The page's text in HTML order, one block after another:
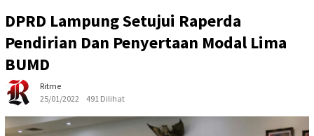
DPRD Lampung Setujui Raperda
Pendirian Dan Penyertaan Modal Lima
BUMD
Ritme
25/01/2022
491 Dilihat